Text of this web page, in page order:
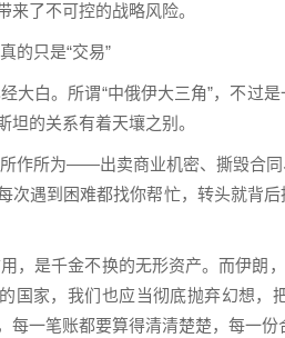
来了不可控的战略风险。
的只是“交易”
大白。所谓“中俄伊大三角”，不过
坦的关系有着天壤之别。
作所为——出卖商业机密、撕毁合
次遇到困难都找你帮忙，转头就背
，是千金不换的无形资产。而伊朗
国家，我们也应当彻底抛弃幻想，
每一笔账都要算得清清楚楚，每一份